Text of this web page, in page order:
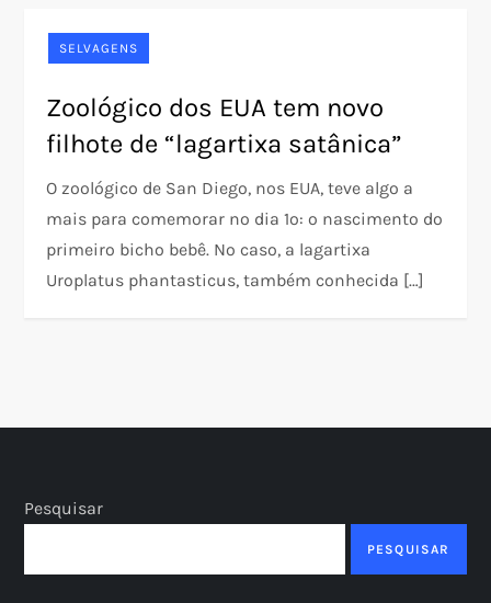
SELVAGENS
Zoológico dos EUA tem novo
filhote de “lagartixa satânica”
O zoológico de San Diego, nos EUA, teve algo a
mais para comemorar no dia 1º: o nascimento do
primeiro bicho bebê. No caso, a lagartixa
Uroplatus phantasticus, também conhecida […]
Pesquisar
PESQUISAR